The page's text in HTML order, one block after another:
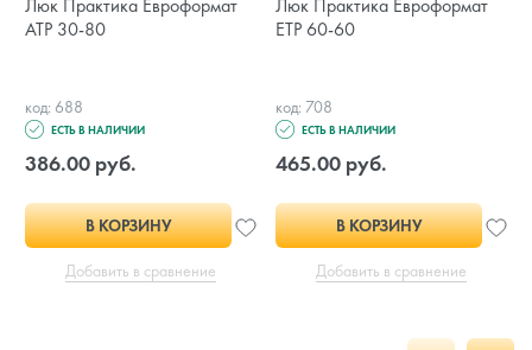
Люк Практика Евроформат
АТР 30-80
код: 688
ЕСТЬ В НАЛИЧИИ
386.00 руб.
В КОРЗИНУ
Добавить в сравнение
Люк Практика Евроформат
ЕТР 60-60
код: 708
ЕСТЬ В НАЛИЧИИ
465.00 руб.
В КОРЗИНУ
Добавить в сравнение